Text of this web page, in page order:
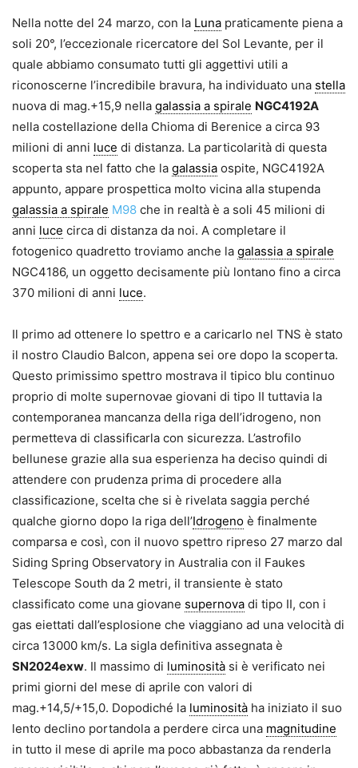
Nella notte del 24 marzo, con la Luna praticamente piena a
soli 20°, l’eccezionale ricercatore del Sol Levante, per il
quale abbiamo consumato tutti gli aggettivi utili a
riconoscerne l’incredibile bravura, ha individuato una stella
nuova di mag.+15,9 nella galassia a spirale NGC4192A
nella costellazione della Chioma di Berenice a circa 93
milioni di anni luce di distanza. La particolarità di questa
scoperta sta nel fatto che la galassia ospite, NGC4192A
appunto, appare prospettica molto vicina alla stupenda
galassia a spirale M98 che in realtà è a soli 45 milioni di
anni luce circa di distanza da noi. A completare il
fotogenico quadretto troviamo anche la galassia a spirale
NGC4186, un oggetto decisamente più lontano fino a circa
370 milioni di anni luce.
Il primo ad ottenere lo spettro e a caricarlo nel TNS è stato
il nostro Claudio Balcon, appena sei ore dopo la scoperta.
Questo primissimo spettro mostrava il tipico blu continuo
proprio di molte supernovae giovani di tipo II tuttavia la
contemporanea mancanza della riga dell’idrogeno, non
permetteva di classificarla con sicurezza. L’astrofilo
bellunese grazie alla sua esperienza ha deciso quindi di
attendere con prudenza prima di procedere alla
classificazione, scelta che si è rivelata saggia perché
qualche giorno dopo la riga dell’Idrogeno è finalmente
comparsa e così, con il nuovo spettro ripreso 27 marzo dal
Siding Spring Observatory in Australia con il Faukes
Telescope South da 2 metri, il transiente è stato
classificato come una giovane supernova di tipo II, con i
gas eiettati dall’esplosione che viaggiano ad una velocità di
circa 13000 km/s. La sigla definitiva assegnata è
SN2024exw. Il massimo di luminosità si è verificato nei
primi giorni del mese di aprile con valori di
mag.+14,5/+15,0. Dopodiché la luminosità ha iniziato il suo
lento declino portandola a perdere circa una magnitudine
in tutto il mese di aprile ma poco abbastanza da renderla